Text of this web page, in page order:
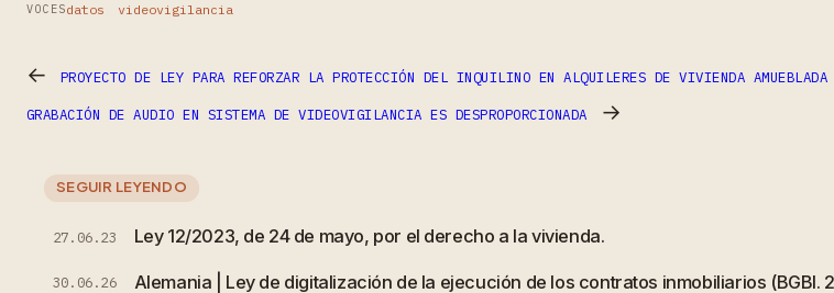
VOCESdatos videovigilancia
← PROYECTO DE LEY PARA REFORZAR LA PROTECCIÓN DEL INQUILINO EN ALQUILERES DE VIVIENDA
GRABACIÓN DE AUDIO EN SISTEMA DE VIDEOVIGILANCIA ES DESPROPORCIONADA →
SEGUIR LEYENDO
27.06.23 Ley 12/2023, de 24 de mayo, por el derecho a la vivienda.
30.06.26 Alemania | Ley de digitalización de la ejecución de los contratos inmobiliarios (BGBl.